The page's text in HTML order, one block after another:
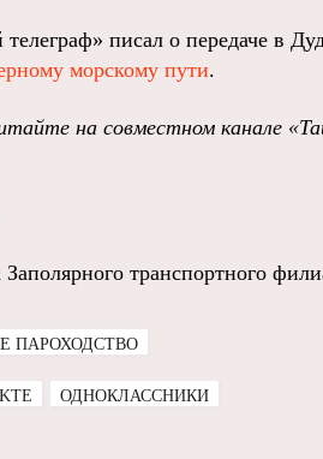
писал о передаче в
морскому пути.
на совместном канале
транспортного
ПАРОХОДСТВО
ОДНОКЛАССНИКИ